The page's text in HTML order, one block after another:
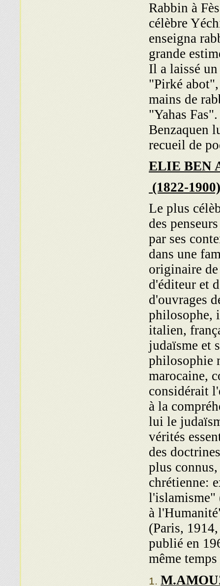
Rabbin à
célèbre
enseigna
grande
Il a laissé
"Pirké abot",
mains de
"Yahas
Benzaquen
recueil de
ELIE BEN
(1822-
Le plus
des
par ses
dans une
originaire
d'éditeur et
d'ouvrages
philosophe,
italien,
judaïsme et
philosophie
marocaine,
considérait
à la
lui le
vérités
des
plus
chrétienne:
l'islamisme"
à
(Paris,
publié en
même